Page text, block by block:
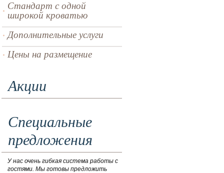
Стандарт с одной
широкой кроватью
Дополнительные услуги
Цены на размещение
Акции
Специальные
предложения
У нас очень гибкая система работы с
гостями. Мы готовы предложить